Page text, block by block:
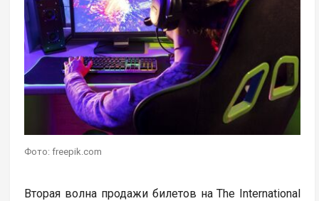
Фото: freepik.com
Вторая волна продажи билетов на The International